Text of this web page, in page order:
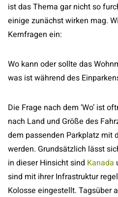
ist das Thema gar nicht so
einige zunächst wirken mag.
Kernfragen ein:
Wo kann oder sollte das
was ist während des
Die Frage nach dem ‘Wo’ ist
nach Land und Größe des
dem passenden Parkplatz mit
werden. Grundsätzlich lässt
in dieser Hinsicht sind Kanada
sind mit ihrer Infrastruktur
Kolosse eingestellt. Tagsüber